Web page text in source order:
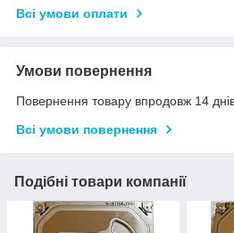
Всі умови оплати
Умови повернення
Повернення товару впродовж 14
Всі умови повернення
Подібні товари компанії